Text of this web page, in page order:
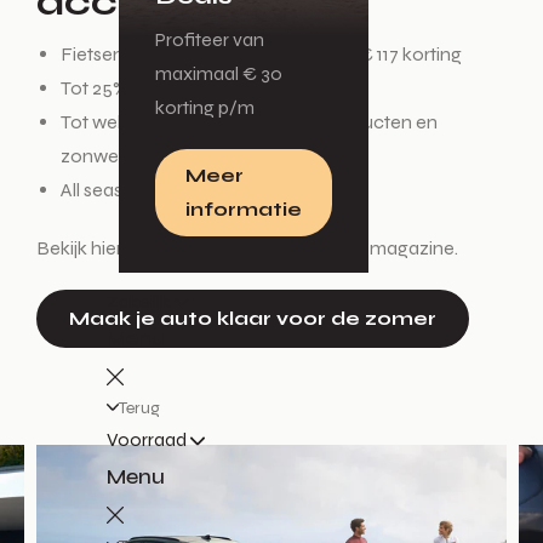
Profiteer van
maximaal € 30
korting p/m
Meer
informatie
Menu
Terug
Voorraad
Menu
Fietsendrager vanaf € 400. Tot wel € 117 korting
Tot 25% korting op mattensets
Tot wel 25% korting op lifestyle producten en
zonwering
All season wielensets 3+1 gratis
Bekijk hier het Volkswagen accessoires magazine.
Maak je auto klaar voor de zomer